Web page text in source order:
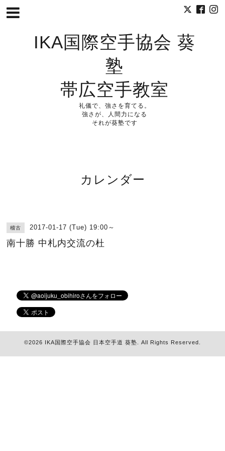
IKA国際空手協会 葵
塾
帯広空手教室
礼儀で、強さを育てる。
強さが、人間力になる
それが葵塾です
カレンダー
稽古 2017-01-17 (Tue) 19:00～
南十勝 中札内交流の杜
©2026 IKA国際空手協会 日本空手道 葵塾 . All Rights Reserved.